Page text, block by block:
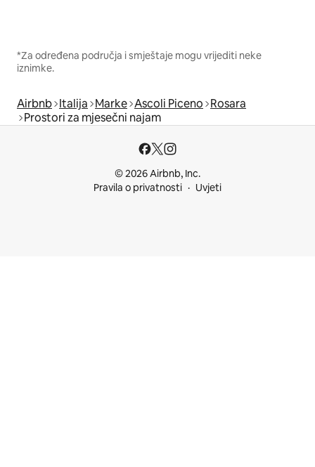
*Za određena područja i smještaje mogu vrijediti neke
iznimke.
Airbnb Italija Marke Ascoli Piceno Rosara
Prostori za mjesečni najam
© 2026 Airbnb, Inc.
Pravila o privatnosti
Uvjeti